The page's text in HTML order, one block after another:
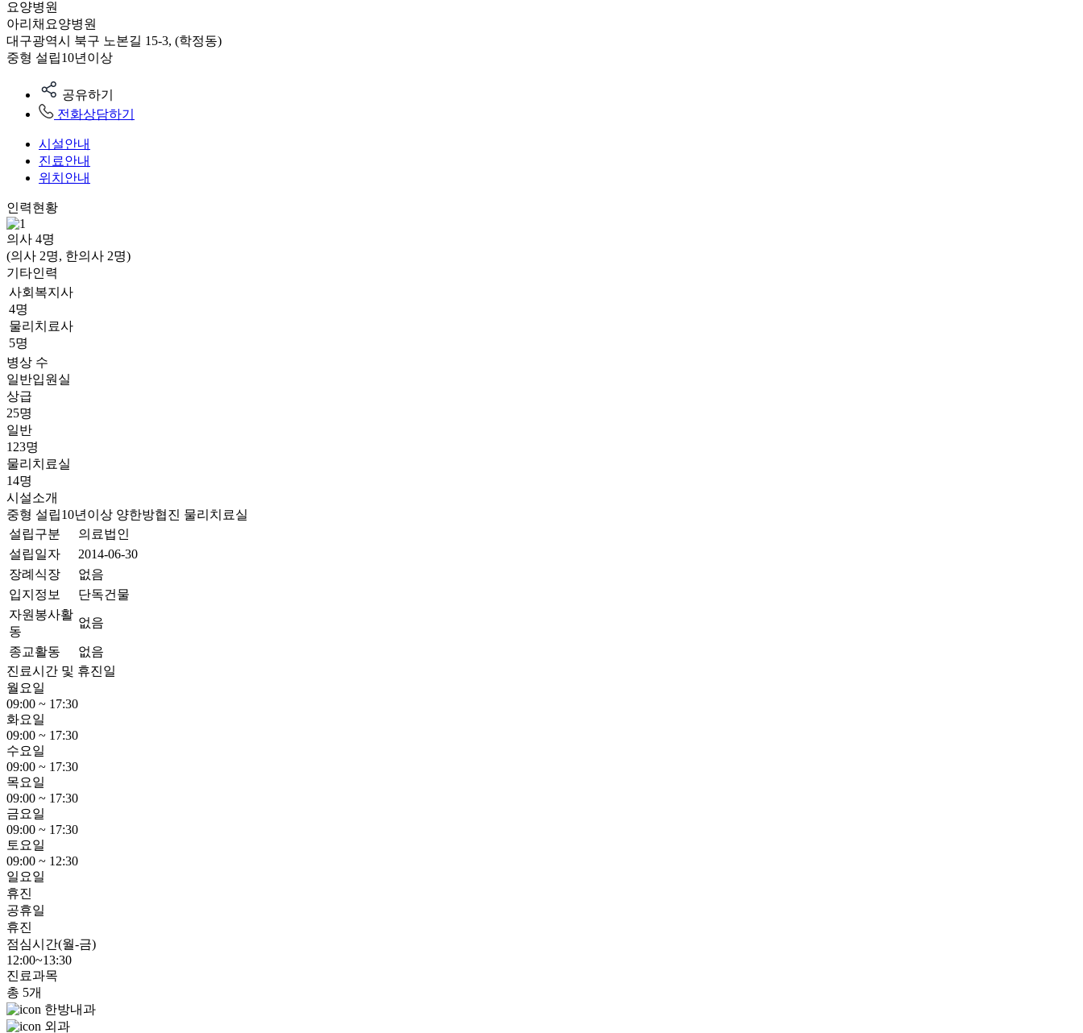
요양병원
아리채요양병원
대구광역시 북구 노본길 15-3, (학정동)
중형 설립10년이상
공유하기
전화상담하기
시설안내
진료안내
위치안내
인력현황
의사 4명
(의사 2명, 한의사 2명)
기타인력
사회복지사
4명
물리치료사
5명
병상 수
일반입원실
상급
25명
일반
123명
물리치료실
14명
시설소개
중형 설립10년이상 양한방협진 물리치료실
설립구분
의료법인
설립일자
2014-06-30
장례식장
없음
입지정보
단독건물
자원봉사활
동
없음
종교활동
없음
진료시간 및 휴진일
월요일
09:00 ~ 17:30
화요일
09:00 ~ 17:30
수요일
09:00 ~ 17:30
목요일
09:00 ~ 17:30
금요일
09:00 ~ 17:30
토요일
09:00 ~ 12:30
일요일
휴진
공휴일
휴진
점심시간(월-금)
12:00~13:30
진료과목
총 5개
한방내과
외과